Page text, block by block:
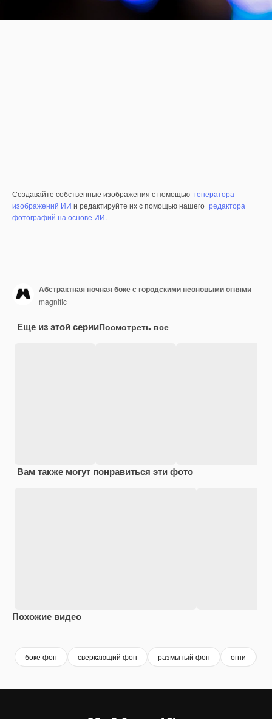
Создавайте собственные изображения с помощью генератора
изображений ИИ и редактируйте их с помощью нашего редактора
фотографий на основе ИИ.
Абстрактная ночная боке с городскими неоновыми огнями
magnific
Еще из этой серииПосмотреть все
Вам также могут понравиться эти фото
Похожие видео
боке фон сверкающий фон размытый фон огни